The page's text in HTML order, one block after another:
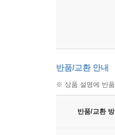
반품/교환 안내
※ 상품 설명에 반
반품/교환 방